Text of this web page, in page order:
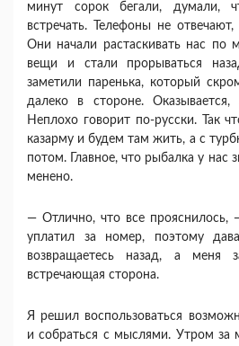
минут сорок бегали, думали,
встречать. Телефоны не
Они начали растаскивать нас
вещи и стали прорываться
заметили паренька, который
далеко в стороне.
Неплохо говорит по-рус­ски. Так
казарму и будем там жить, а с
потом. Главное, что рыбалка у нас
менено.
— Отлично, что все
уплатил за номер, поэтому
возвращаетесь назад, а меня
встречающая сторона.
Я решил воспользоваться
и собраться с мыслями. Утром за